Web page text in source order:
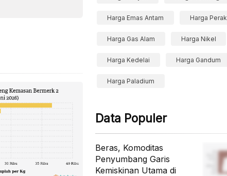
Harga Emas Antam Harga Perak
Harga Gas Alam Harga Nikel
Harga Kedelai Harga Gandum
Harga Paladium
Data Populer
Beras, Komoditas
Penyumbang Garis
Kemiskinan Utama di